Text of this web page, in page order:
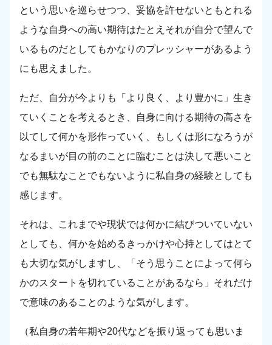
という思いを巡らせつつ、妥協を許せないともとれる
ような自身への高い期待はたとえそれが自分で望んで
いるものだとしてもかなりのプレッシャーがあるよう
にも思えました。
ただ、自分が今よりも「より良く、より豊かに」生き
ていくことを考えるとき、自身に向ける期待の高さを
以てして何かを形作っていく、もしくは形になろうが
なるまいが目の前のことに臨むことは決して悪いこと
でも無駄なことでもないように私自身の経験としても
感じます。
それは、これまでや現状では何かに結びついていない
としても、何かを始めるきっかけや心持としてはとて
も大切な気がしますし、「そう思うことによって何ら
かのスタートを切れていることがあるなら」それだけ
で意味のあることのような気がします。
（私自身の若年期や20代などを振り返っても思いま